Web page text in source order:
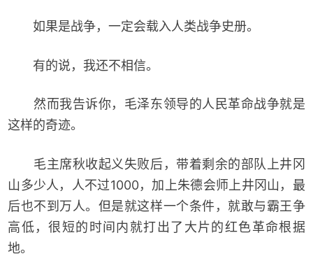
如果是战争，一定会载入人类战争史册。
有的说，我还不相信。
然而我告诉你，毛泽东领导的人民革命战争就是
这样的奇迹。
毛主席秋收起义失败后，带着剩余的部队上井冈
山多少人，人不过1000，加上朱德会师上井冈山，最
后也不到万人。但是就这样一个条件，就敢与霸王争
高低，很短的时间内就打出了大片的红色革命根据
地。